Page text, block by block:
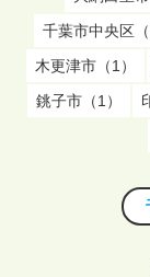
千葉市中央区（
木更津市（1）
銚子市（1）